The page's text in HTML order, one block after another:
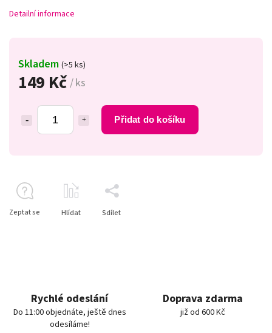
149 Kč / ks
Přidat do košíku
Skladem (>5 ks)
Detailní informace
Zeptat se Hlídat Sdílet
Rychlé odeslání
Do 11:00 objednáte, ještě dnes
odesíláme!
Doprava zdarma
již od 600 Kč